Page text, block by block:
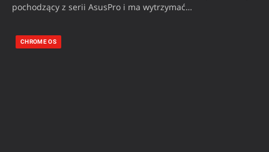
pochodzący z serii AsusPro i ma wytrzymać…
CHROME OS